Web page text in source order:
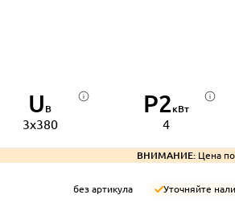
U В
3x380
P2кВт
4
ВНИМАНИЕ:Цена по
без артикула Уточняйте